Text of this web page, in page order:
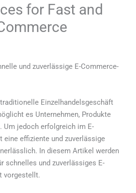
for Fast and
und zuverlässige E-Commerce-
Einzelhandelsgeschäft
es Unternehmen, Produkte
Um jedoch erfolgreich im E-
eine effiziente und zuverlässige
In diesem Artikel werden
schnelles und zuverlässiges E-
vorgestellt.